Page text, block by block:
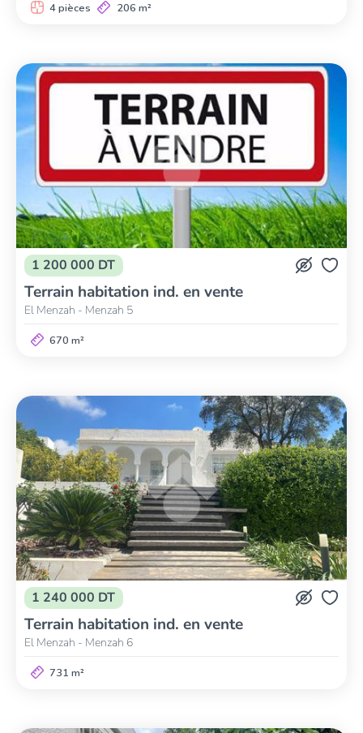
4 pièces 206 m²
1 200 000 DT
Terrain habitation ind. en vente
El Menzah - Menzah 5
670 m²
1 240 000 DT
Terrain habitation ind. en vente
El Menzah - Menzah 6
731 m²